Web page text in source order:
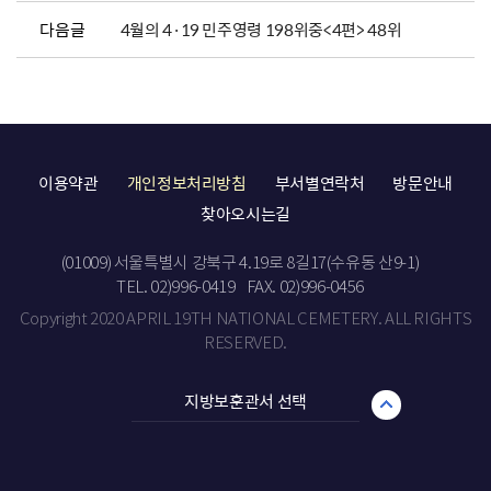
다음글 4월의 4·19 민주영령 198위중<4편> 48위
이용약관 개인정보처리방침 부서별연락처
방문안내
찾아오시는길
(01009) 서울특별시 강북구 4.19로 8길17(수유동 산9-1)
TEL. 02)996-0419
FAX. 02)996-0456
Copyright 2020 APRIL 19TH NATIONAL CEMETERY. ALL RIGHTS
RESERVED.
지방보훈관서 선택